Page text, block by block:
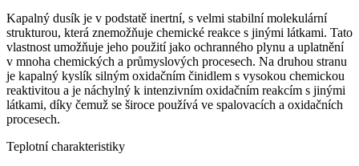
Kapalný dusík je v podstatě inertní, s velmi stabilní molekulární
strukturou, která znemožňuje chemické reakce s jinými látkami. Tato
vlastnost umožňuje jeho použití jako ochranného plynu a uplatnění
v mnoha chemických a průmyslových procesech. Na druhou stranu
je kapalný kyslík silným oxidačním činidlem s vysokou chemickou
reaktivitou a je náchylný k intenzivním oxidačním reakcím s jinými
látkami, díky čemuž se široce používá ve spalovacích a oxidačních
procesech.
Teplotní charakteristiky